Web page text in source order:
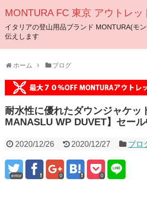
MONTURA FC 東京 アウトレッ
イタリアの登山用品ブランド MONTURA(モ
伝えします
ホーム ブログ
耐水性に優れたダウンジャケッ
MANASLU WP DUVET】セー
2020/12/26 2020/12/27 ブロ
error 0 0